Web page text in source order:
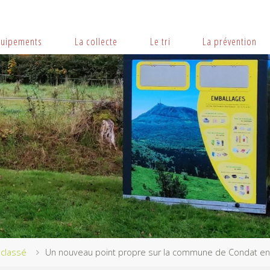
La collecte Le tri La prévention
Un nouveau point propre sur la commune de Condat